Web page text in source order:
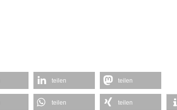
teilen teilen
teilen teilen